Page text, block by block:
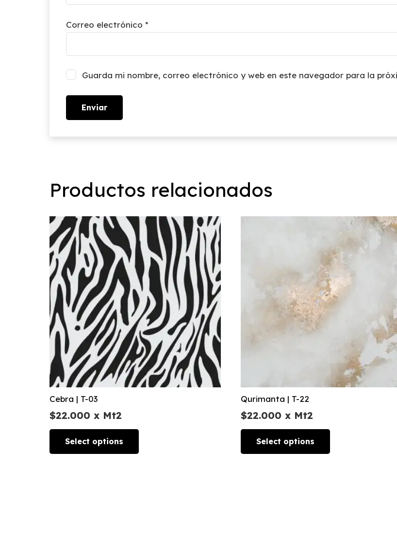
Correo electrónico *
Guarda mi nombre, correo electrónico y web en este navegador para la
Productos relacionados
Cebra | T-03
$22.000 x Mt2
Select options
Qurimanta | T-22
$22.000 x Mt2
Select options